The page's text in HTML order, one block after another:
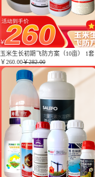
玉米生长初期飞防方案（10亩） 1套
￥260.00￥282.00